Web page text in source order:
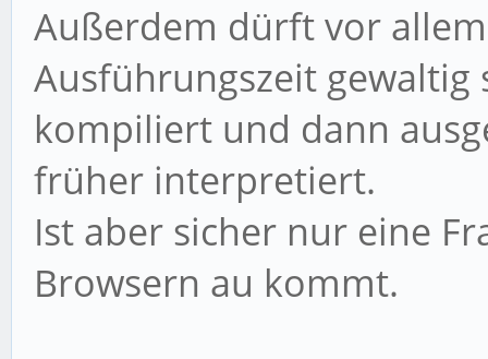
Außerdem dürft vor
Ausführungszeit gewaltig
kompiliert und dann
früher interpretiert.
Ist aber sicher nur eine
Browsern au kommt.